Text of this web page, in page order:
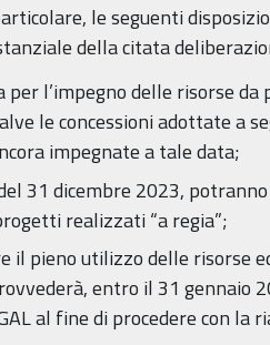
le seguenti
della citata
l’impegno delle risorse da
le concessioni adottate a
impegnate a tale data;
31 dicembre 2023,
realizzati “a regia”;
il pieno utilizzo delle risorse
entro il 31 gennaio
al fine di procedere con la